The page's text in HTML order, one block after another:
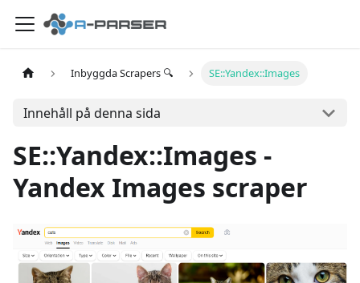
Inbyggda Scrapers 🔍 SE::Yandex::Images
Innehåll på denna sida
SE::Yandex::Images -
Yandex Images scraper